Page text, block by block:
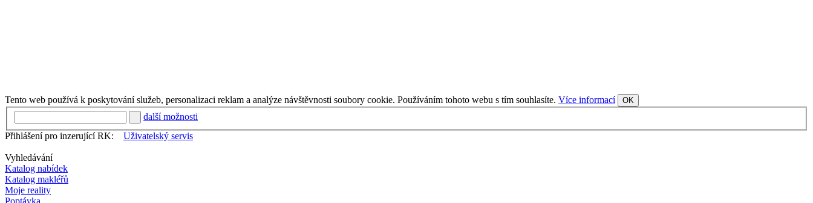
Tento web používá k poskytování služeb, personalizaci reklam a analýze návštěvnosti soubory cookie. Používáním tohoto webu s tím souhlasíte. Více informací OK
další možnosti
Přihlášení pro inzerující RK:
Uživatelský servis
Vyhledávání
Katalog nabídek
Katalog makléřů
Moje reality